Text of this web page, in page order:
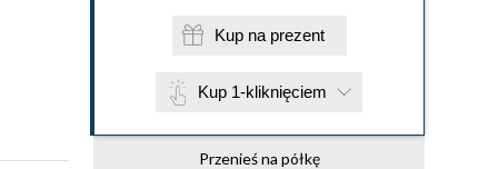
Kup na prezent
Kup 1-kliknięciem
Przenieś na półkę